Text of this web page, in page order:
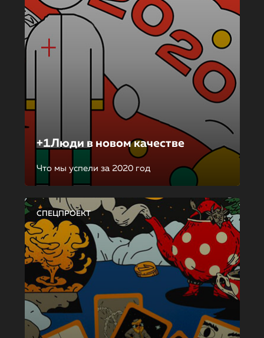
+1Люди в новом качестве
Что мы успели за 2020 год
СПЕЦПРОЕКТ